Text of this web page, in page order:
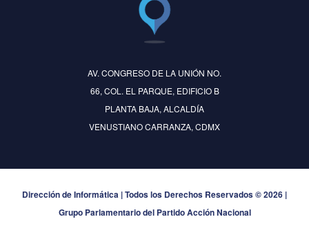
AV. CONGRESO DE LA UNIÓN NO.
66, COL. EL PARQUE, EDIFICIO B
PLANTA BAJA, ALCALDÍA
VENUSTIANO CARRANZA, CDMX
Dirección de Informática | Todos los Derechos Reservados © 2026 |
Grupo Parlamentario del Partido Acción Nacional